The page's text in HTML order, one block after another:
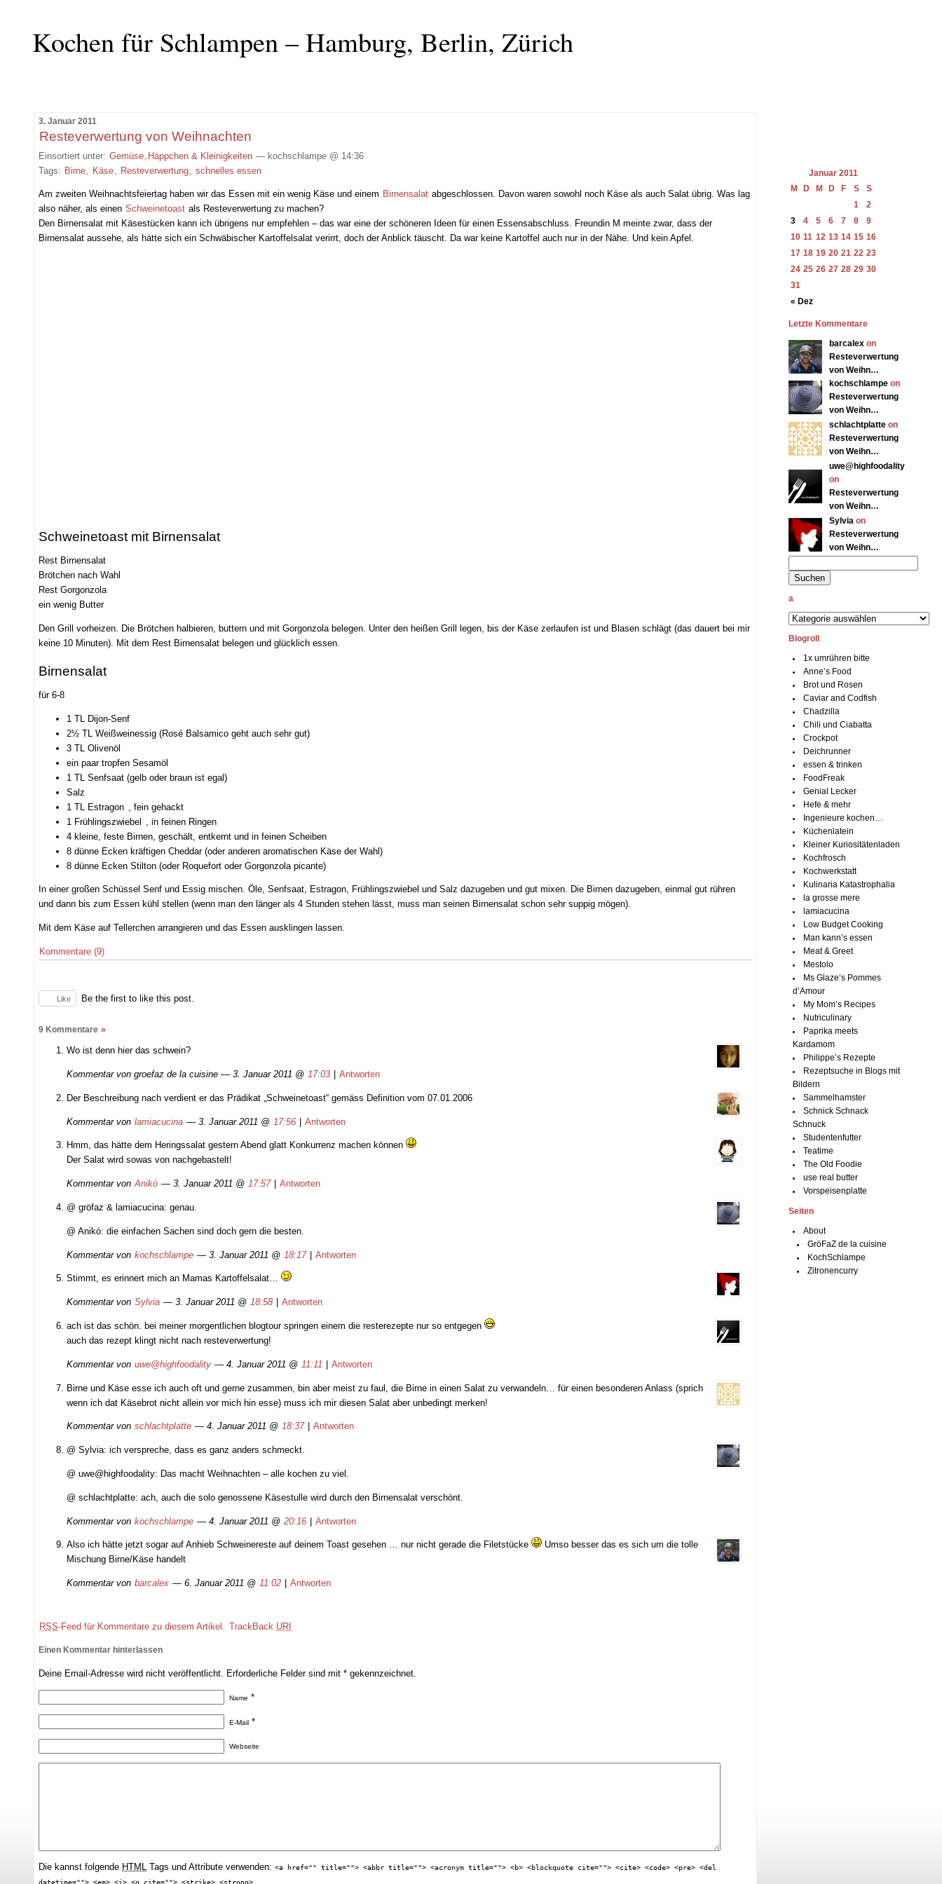
Kochen für Schlampen – Hamburg, Berlin, Zürich
3. Januar 2011
Resteverwertung von Weihnachten
Einsortiert unter: Gemüse Häppchen & Kleinigkeiten — kochschlampe @ 14:36
Tags: Birne Käse Resteverwertung schnelles essen
Am zweiten Weihnachtsfeiertag haben wir das Essen mit ein wenig Käse und einem Birnensalat abgeschlossen. Davon waren sowohl noch Käse als auch Salat übrig. Was lag
also näher, als einen Schweinetoast als Resteverwertung zu machen?
Den Birnensalat mit Käsestücken kann ich übrigens nur empfehlen – das war eine der schöneren Ideen für einen Essensabschluss. Freundin M meinte zwar, dass der
Birnensalat aussehe, als hätte sich ein Schwäbischer Kartoffelsalat verirrt, doch der Anblick täuscht. Da war keine Kartoffel auch nur in der Nähe. Und kein Apfel.
Schweinetoast mit Birnensalat
Rest Birnensalat
Brötchen nach Wahl
Rest Gorgonzola
ein wenig Butter
Den Grill vorheizen. Die Brötchen halbieren, buttern und mit Gorgonzola belegen. Unter den heißen Grill legen, bis der Käse zerlaufen ist und Blasen schlägt (das dauert bei mir
keine 10 Minuten). Mit dem Rest Birnensalat belegen und glücklich essen.
Birnensalat
für 6-8
1 TL Dijon-Senf
2½ TL Weißweinessig (Rosé Balsamico geht auch sehr gut)
3 TL Olivenöl
ein paar tropfen Sesamöl
1 TL Senfsaat (gelb oder braun ist egal)
Salz
1 TL Estragon
, fein gehackt
1 Frühlingszwiebel
, in feinen Ringen
4 kleine, feste Birnen, geschält, entkernt und in feinen Scheiben
8 dünne Ecken kräftigen Cheddar (oder anderen aromatischen Käse der Wahl)
8 dünne Ecken Stilton (oder Roquefort oder Gorgonzola picante)
In einer großen Schüssel Senf und Essig mischen. Öle, Senfsaat, Estragon, Frühlingszwiebel und Salz dazugeben und gut mixen. Die Birnen dazugeben, einmal gut rühren
und dann bis zum Essen kühl stellen (wenn man den länger als 4 Stunden stehen lässt, muss man seinen Birnensalat schon sehr suppig mögen).
Mit dem Käse auf Tellerchen arrangieren und das Essen ausklingen lassen.
Kommentare (9)
Like Be the first to like this post.
9 Kommentare »
Wo ist denn hier das schwein?
Kommentar vongroefaz de la cuisine — 3. Januar 2011 @ 17:03 Antworten
Der Beschreibung nach verdient er das Prädikat „Schweinetoast“ gemäss Definition vom 07.01.2006
Kommentar von lamiacucina — 3. Januar 2011 @ 17:56 | Antworten
Hmm, das hätte dem Heringssalat gestern Abend glatt Konkurrenz machen können
Der Salat wird sowas von nachgebastelt!
Kommentar vonAnikó — 3. Januar 2011 @ 17:57 Antworten
@ gröfaz & lamiacucina: genau.
@ Anikó: die einfachen Sachen sind doch gern die besten.
Kommentar von kochschlampe — 3. Januar 2011 @ 18:17 | Antworten
Stimmt, es erinnert mich an Mamas Kartoffelsalat…
Kommentar von Sylvia — 3. Januar 2011 @ 18:58 Antworten
ach ist das schön. bei meiner morgentlichen blogtour springen einem die resterezepte nur so entgegen
auch das rezept klingt nicht nach resteverwertung!
Kommentar von uwe@highfoodality — 4. Januar 2011 @ 11:11 Antworten
Birne und Käse esse ich auch oft und gerne zusammen, bin aber meist zu faul, die Birne in einen Salat zu verwandeln… für einen besonderen Anlass (sprich
wenn ich dat Käsebrot nicht allein vor mich hin esse) muss ich mir diesen Salat aber unbedingt merken!
Kommentar von schlachtplatte — 4. Januar 2011 @ 18:37 Antworten
@ Sylvia: ich verspreche, dass es ganz anders schmeckt.
@ uwe@highfoodality: Das macht Weihnachten – alle kochen zu viel.
@ schlachtplatte: ach, auch die solo genossene Käsestulle wird durch den Birnensalat verschönt.
Kommentar von kochschlampe — 4. Januar 2011 @ 20:16 | Antworten
Also ich hätte jetzt sogar auf Anhieb Schweinereste auf deinem Toast gesehen … nur nicht gerade die Filetstücke
Umso besser das es sich um die tolle
Mischung Birne/Käse handelt
Kommentar von barcalex — 6. Januar 2011 @ 11:02 Antworten
RSS-Feed für Kommentare zu diesem Artikel. TrackBack URI
Einen Kommentar hinterlassen
Deine Email-Adresse wird nicht veröffentlicht. Erforderliche Felder sind mit* gekennzeichnet.
Name *
E-Mail *
Webseite
Die kannst folgende HTML Tags und Attribute verwenden:<a href="" title=""> <abbr title=""> <acronym title=""> <b> <blockquote cite=""> <cite> <code> <pre> <del
datetime=""> <em> <i> <q cite=""> <strike> <strong>
Januar 2011
M
D M D F S S
« Dez
1
2
3
4 5 6 7 8
9
10 11 12 13 14 15 16
17 18 19 20 21 22 23
24 25 26 27 28 29 30
31
Letzte Kommentare
barcalex on
Resteverwertung
von Weihn…
kochschlampe on
Resteverwertung
von Weihn…
schlachtplatte on
Resteverwertung
von Weihn…
uwe@highfoodality
on
Resteverwertung
von Weihn…
Sylvia on
Resteverwertung
von Weihn…
a
Blogroll
1x umrühren bitte
Anne’s Food
Brot und Rosen
Caviar and Codfish
Chadzilla
Chili und Ciabatta
Crockpot
Deichrunner
essen & trinken
FoodFreak
Genial Lecker
Hefe & mehr
Ingenieure kochen…
Küchenlatein
Kleiner Kuriositätenladen
Kochfrosch
Kochwerkstatt
Kulinaria Katastrophalia
la grosse mere
lamiacucina
Low Budget Cooking
Man kann’s essen
Meat & Greet
Mestolo
Ms Glaze’s Pommes
d’Amour
My Mom’s Recipes
Nutriculinary
Paprika meets
Kardamom
Philippe’s Rezepte
Rezeptsuche in Blogs mit
Bildern
Sammelhamster
Schnick Schnack
Schnuck
Studentenfutter
Teatime
The Old Foodie
use real butter
Vorspeisenplatte
Seiten
About
GröFaZ de la cuisine
KochSchlampe
Zitronencurry